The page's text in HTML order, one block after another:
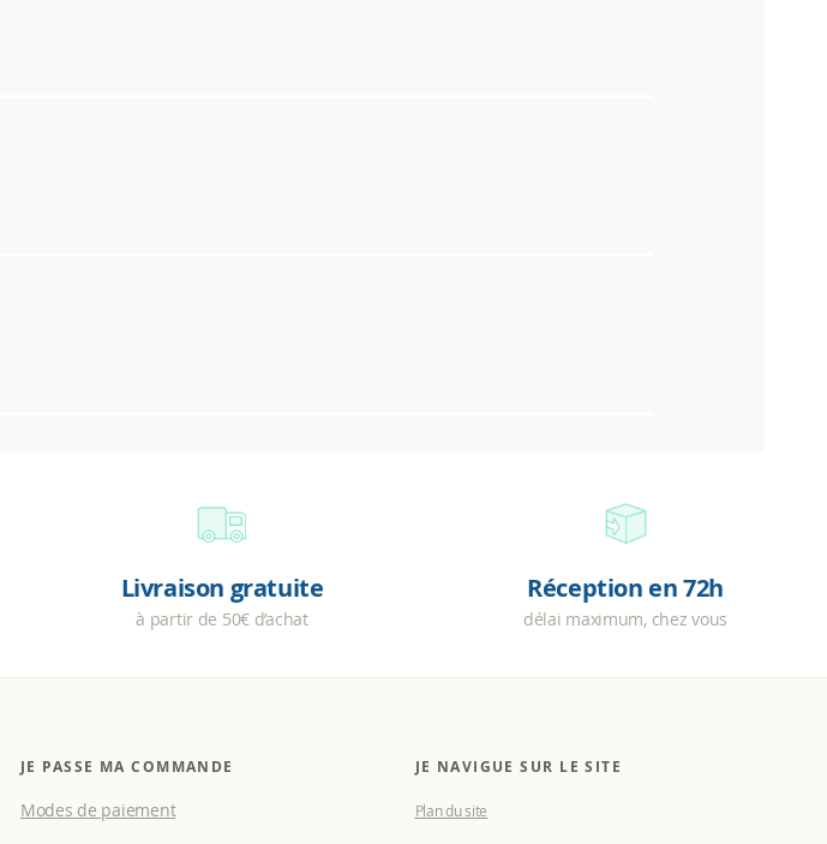
Livraison gratuite
à partir de 50€ d’achat
Réception en 72h
délai maximum, chez vous
JE PASSE MA COMMANDE
Modes de paiement
JE NAVIGUE SUR LE SITE
Plan du site